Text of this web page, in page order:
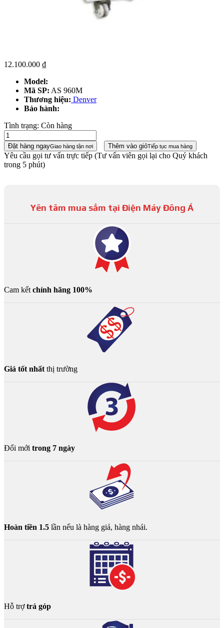
12.100.000 ₫
Model:
Mã SP: AS 960M
Thương hiệu: Denver
Bảo hành:
Tình trạng: Còn hàng
Đặt hàng ngayGiao hàng tận nơi Thêm vào giỏTiếp tục mua hàng
Yêu cầu gọi tư vấn trực tiếp (Tư vấn viên gọi lại cho Quý khách
trong 5 phút)
Yên tâm mua sắm tại Điện Máy Đông Á
Cam kết chính hãng 100%
Giá tốt nhất thị trường
Đổi mới trong 7 ngày
Hoàn tiền 1.5 lần nếu là hàng giả, hàng nhái.
Hỗ trợtrả góp